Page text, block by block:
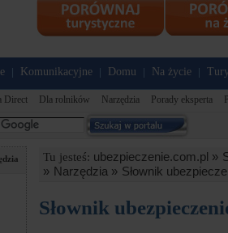
Komunikacyjne Domu Na życie
Direct Dla rolników Narzędzia Porady eksperta
Tu jesteś: ubezpieczenie.com.pl »
» Narzędzia » Słownik
Słownik